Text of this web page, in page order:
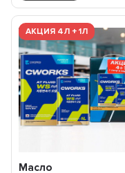
АКЦИЯ 4Л + 1Л
Масло